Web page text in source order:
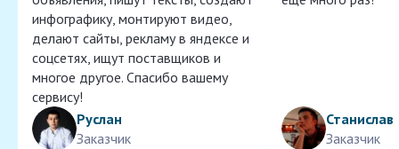
инфографику, монтируют видео,
делают сайты, рекламу в яндексе и
соцсетях, ищут поставщиков и
многое другое. Спасибо вашему
сервису!
Руслан
Заказчик
Станислав
Заказчик